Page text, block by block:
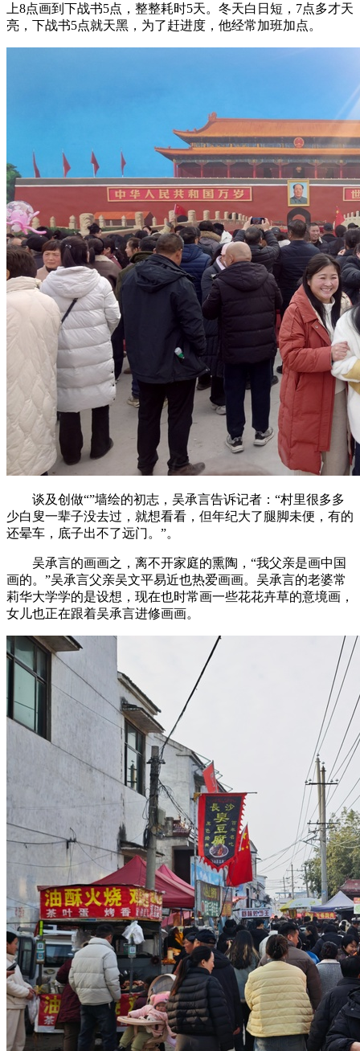
上8点画到下战书5点，整整耗时5天。冬天白日短，7点多才天
亮，下战书5点就天黑，为了赶进度，他经常加班加点。
谈及创做“”墙绘的初志，吴承言告诉记者：“村里很多多
少白叟一辈子没去过，就想看看，但年纪大了腿脚未便，有的
还晕车，底子出不了远门。”。
吴承言的画画之，离不开家庭的熏陶，“我父亲是画中国
画的。”吴承言父亲吴文平易近也热爱画画。吴承言的老婆常
莉华大学学的是设想，现在也时常画一些花花卉草的意境画，
女儿也正在跟着吴承言进修画画。